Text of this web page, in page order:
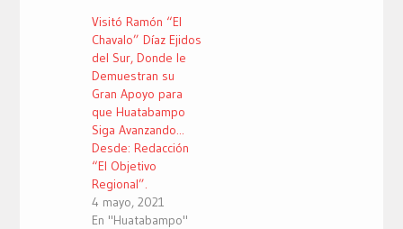
Visitó Ramón “El
Chavalo” Díaz Ejidos
del Sur, Donde le
Demuestran su
Gran Apoyo para
que Huatabampo
Siga Avanzando...
Desde: Redacción
“El Objetivo
Regional”.
4 mayo, 2021
En "Huatabampo"